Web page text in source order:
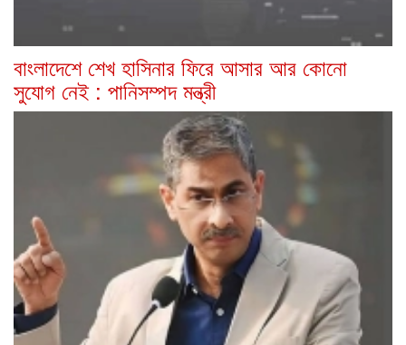
বাংলাদেশে শেখ হাসিনার ফিরে আসার আর কোনো
সুযোগ নেই : পানিসম্পদ মন্ত্রী